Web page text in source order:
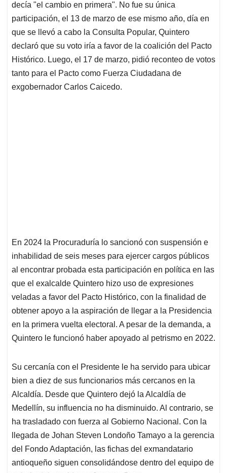
decía "el cambio en primera". No fue su única
participación, el 13 de marzo de ese mismo año, día en
que se llevó a cabo la Consulta Popular, Quintero
declaró que su voto iría a favor de la coalición del Pacto
Histórico. Luego, el 17 de marzo, pidió reconteo de votos
tanto para el Pacto como Fuerza Ciudadana de
exgobernador Carlos Caicedo.
En 2024 la Procuraduría lo sancionó con suspensión e
inhabilidad de seis meses para ejercer cargos públicos
al encontrar probada esta participación en política en las
que el exalcalde Quintero hizo uso de expresiones
veladas a favor del Pacto Histórico, con la finalidad de
obtener apoyo a la aspiración de llegar a la Presidencia
en la primera vuelta electoral. A pesar de la demanda, a
Quintero le funcionó haber apoyado al petrismo en 2022.
Su cercanía con el Presidente le ha servido para ubicar
bien a diez de sus funcionarios más cercanos en la
Alcaldía. Desde que Quintero dejó la Alcaldía de
Medellín, su influencia no ha disminuido. Al contrario, se
ha trasladado con fuerza al Gobierno Nacional. Con la
llegada de Johan Steven Londoño Tamayo a la gerencia
del Fondo Adaptación, las fichas del exmandatario
antioqueño siguen consolidándose dentro del equipo de